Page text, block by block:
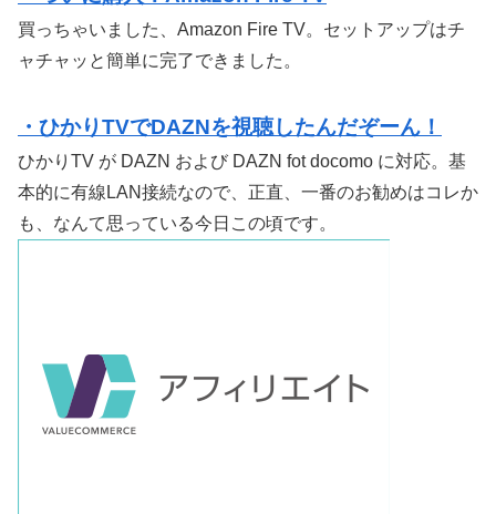
買っちゃいました、Amazon Fire TV。セットアップはチ
ャチャッと簡単に完了できました。
・ひかりTVでDAZNを視聴したんだぞーん！
ひかりTV が DAZN および DAZN fot docomo に対応。基
本的に有線LAN接続なので、正直、一番のお勧めはコレか
も、なんて思っている今日この頃です。